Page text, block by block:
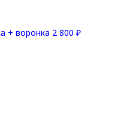
+ воронка 2 800 ₽